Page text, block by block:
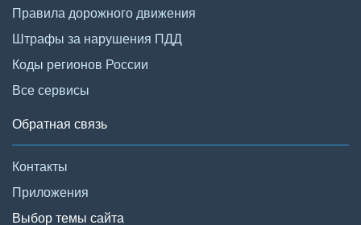
Правила дорожного движения
Штрафы за нарушения ПДД
Коды регионов России
Все сервисы
Обратная связь
Контакты
Приложения
Выбор темы сайта